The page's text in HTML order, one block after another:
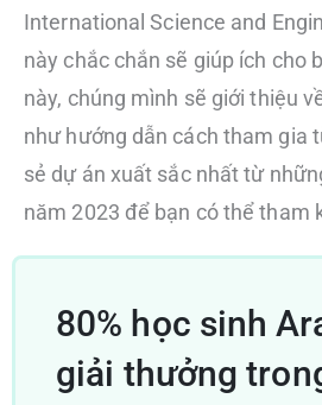
International Science and
này chắc chắn sẽ giúp ích cho
này, chúng mình sẽ giới thiệu
như hướng dẫn cách tham gia
sẻ dự án xuất sắc nhất từ
năm 2023 để bạn có thể tham
80% học sinh
giải thưởng